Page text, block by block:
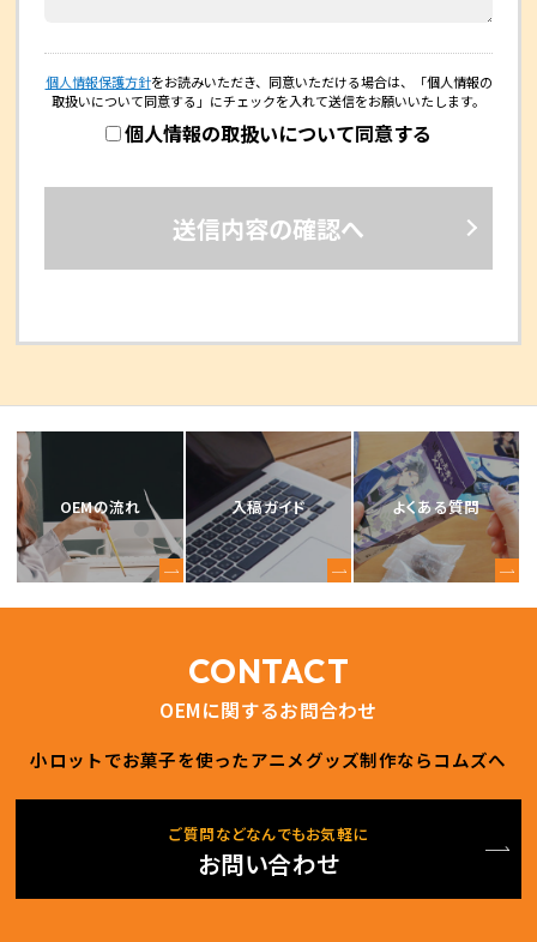
個人情報保護方針をお読みいただき、同意いただける場合は、
「個人情報の
取扱いについて同意する」にチェックを入れて送信をお願いいたします。
個人情報の取扱いについて同意する
送信内容の確認へ
OEMの流れ 入稿ガイド よくある質問
CONTACT
OEMに関するお問合わせ
小ロットでお菓子を使ったアニメグッズ制作ならコムズへ
ご質問などなんでもお気軽に
お問い合わせ